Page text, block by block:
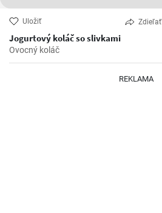
Uložiť Zdieľať
Jogurtový koláč so slivkami
Ovocný koláč
REKLAMA